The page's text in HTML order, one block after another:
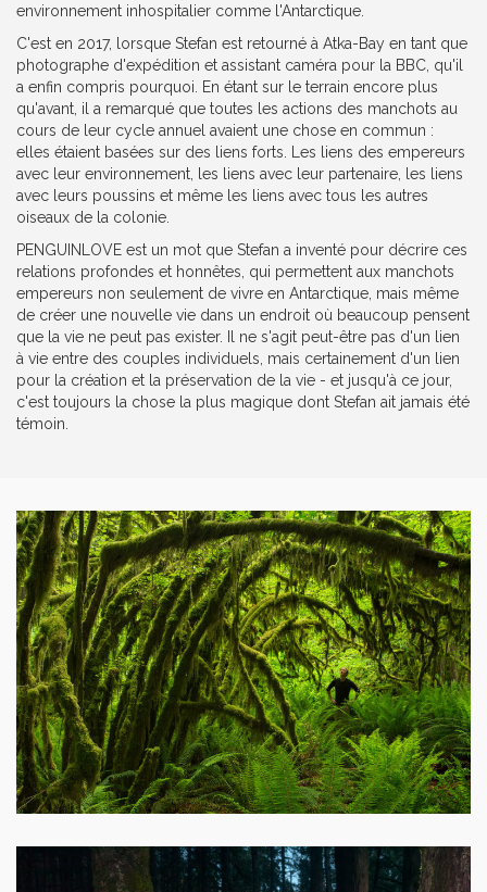
environnement inhospitalier comme l'Antarctique.
C'est en 2017, lorsque Stefan est retourné à Atka-Bay en tant que
photographe d'expédition et assistant caméra pour la BBC, qu'il
a enfin compris pourquoi. En étant sur le terrain encore plus
qu'avant, il a remarqué que toutes les actions des manchots au
cours de leur cycle annuel avaient une chose en commun :
elles étaient basées sur des liens forts. Les liens des empereurs
avec leur environnement, les liens avec leur partenaire, les liens
avec leurs poussins et même les liens avec tous les autres
oiseaux de la colonie.
PENGUINLOVE est un mot que Stefan a inventé pour décrire ces
relations profondes et honnêtes, qui permettent aux manchots
empereurs non seulement de vivre en Antarctique, mais même
de créer une nouvelle vie dans un endroit où beaucoup pensent
que la vie ne peut pas exister. Il ne s'agit peut-être pas d'un lien
à vie entre des couples individuels, mais certainement d'un lien
pour la création et la préservation de la vie - et jusqu'à ce jour,
c'est toujours la chose la plus magique dont Stefan ait jamais été
témoin.